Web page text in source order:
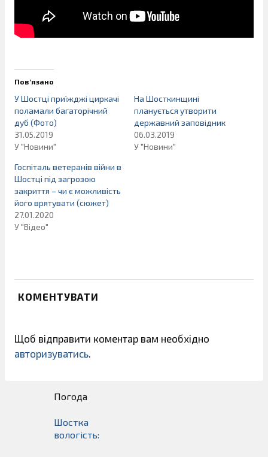
Пов’язано
У Шостці приїжджі циркачі
поламали багаторічний
дуб (Фото)
31.05.2019
У "Новини"
На Шосткинщині
планується утворити
державний заповідник
06.03.2019
У "Новини"
Госпіталь ветеранів війни в
Шостці під загрозою
закриття – чи є можливість
його врятувати (cюжет)
27.01.2020
У "Відео"
КОМЕНТУВАТИ
Щоб відправити коментар вам необхідно
авторизуватись.
Погода
Шостка
вологість: